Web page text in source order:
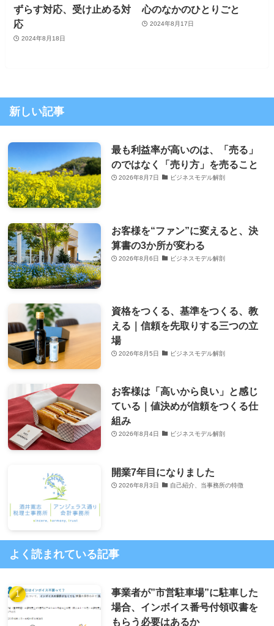
ずらす対応、受け止める対
応
2024年8月18日
心のなかのひとりごと
2024年8月17日
新しい記事
最も利益率が高いのは、「売る」
のではなく「売り方」を売ること
2026年8月7日 ビジネスモデル解剖
お客様を“ファン”に変えると、決
算書の3か所が変わる
2026年8月6日 ビジネスモデル解剖
資格をつくる、基準をつくる、教
える｜信頼を先取りする三つの立
場
2026年8月5日 ビジネスモデル解剖
お客様は「高いから良い」と感じ
ている｜値決めが信頼をつくる仕
組み
2026年8月4日 ビジネスモデル解剖
開業7年目になりました
2026年8月3日 自己紹介、当事務所の特徴
よく読まれている記事
事業者が”市営駐車場”に駐車した
場合、インボイス番号付領収書を
もらう必要はあるか